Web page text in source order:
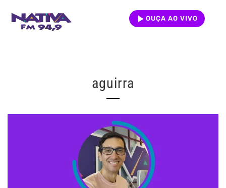
OUÇA AO VIVO
aguirra